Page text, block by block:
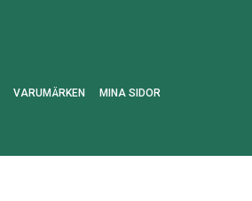
VARUMÄRKEN MINA SIDOR